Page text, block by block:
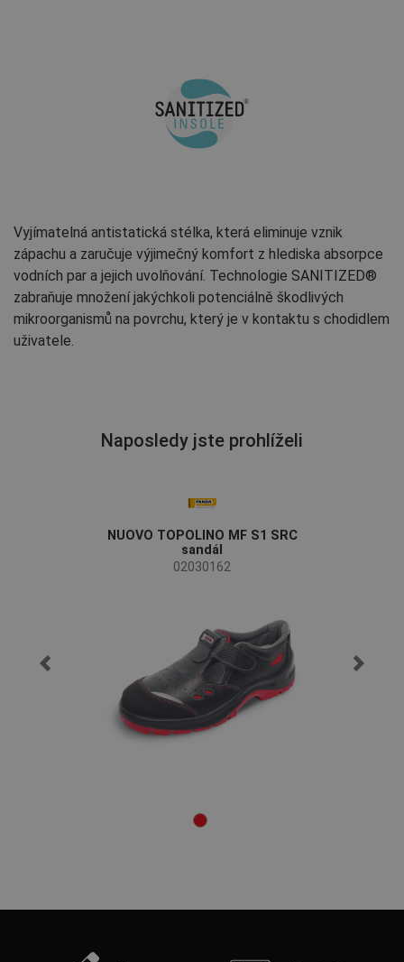
Vyjímatelná antistatická stélka, která eliminuje vznik
zápachu a zaručuje výjimečný komfort z hlediska absorpce
vodních par a jejich uvolňování. Technologie SANITIZED®
zabraňuje množení jakýchkoli potenciálně škodlivých
mikroorganismů na povrchu, který je v kontaktu s chodidlem
uživatele.
Naposledy jste prohlíželi
NUOVO TOPOLINO MF S1 SRC
sandál
02030162